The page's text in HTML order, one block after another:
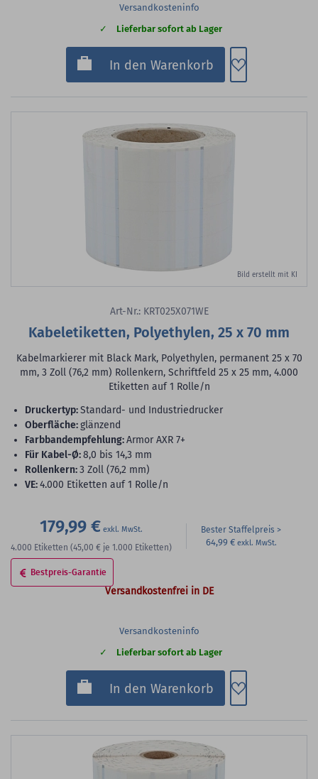
Versandkosteninfo
Lieferbar sofort ab Lager
In den Warenkorb Zum
Bild erstellt mit KI
Art-Nr.: KRT025X071WE
Kabeletiketten, Polyethylen, 25 x 70 mm
Kabelmarkierer mit Black Mark, Polyethylen, permanent 25 x 70
mm, 3 Zoll (76,2 mm) Rollenkern, Schriftfeld 25 x 25 mm, 4.000
Etiketten auf 1 Rolle/n
Druckertyp:Standard- und Industriedrucker
Oberfläche:glänzend
Farbbandempfehlung:Armor AXR 7+
für Kabel-Ø:8,0 bis 14,3 mm
Rollenkern:3 Zoll (76,2 mm)
VE:4.000 Etiketten auf 1 Rolle/n
179,99 €
4.000 Etiketten (45,00 € je 1.000 Etiketten)
Bester Staffelpreis
64,99 €
Bestpreis-Garantie
Versandkostenfrei in DE
Versandkosteninfo
Lieferbar sofort ab Lager
In den Warenkorb Zum